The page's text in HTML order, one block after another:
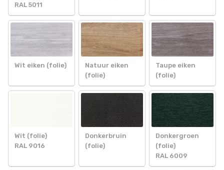
RAL 5011
Wit eiken (folie)
Natuur eiken
(folie)
Taupe eiken
(folie)
Wit (folie)
RAL 9016
Donkerbruin
(folie)
Donkergroen
(folie)
RAL 6009